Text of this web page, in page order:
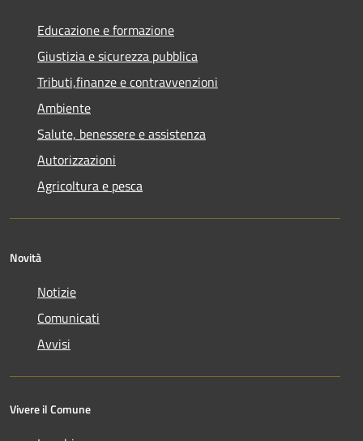
Educazione e formazione
Giustizia e sicurezza pubblica
Tributi,finanze e contravvenzioni
Ambiente
Salute, benessere e assistenza
Autorizzazioni
Agricoltura e pesca
Novità
Notizie
Comunicati
Avvisi
Vivere il Comune